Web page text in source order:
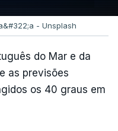
- Unsplash
do Mar e da
as previsões
os 40 graus em